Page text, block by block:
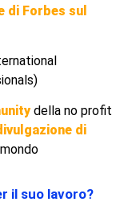
di Forbes sul
della no profit
di
il suo lavoro?